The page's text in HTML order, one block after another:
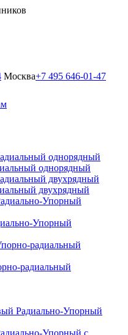
Москва+7 495 646-01-47
однорядный
двухрядный
Упорный
радиальный
Радиально-Упорный